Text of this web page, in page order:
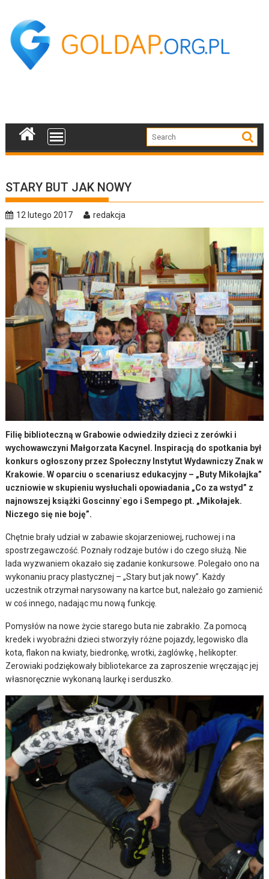
content
STARY BUT JAK NOWY
12 lutego 2017 redakcja
Filię biblioteczną w Grabowie odwiedziły dzieci z zerówki i
wychowawczyni Małgorzata Kacynel. Inspiracją do spotkania był
konkurs ogłoszony przez Społeczny Instytut Wydawniczy Znak w
Krakowie. W oparciu o scenariusz edukacyjny – „Buty Mikołajka”
uczniowie w skupieniu wysłuchali opowiadania „Co za wstyd” z
najnowszej książki Goscinny`ego i Sempego pt. „Mikołajek.
Niczego się nie boję”.
Chętnie brały udział w zabawie skojarzeniowej, ruchowej i na
spostrzegawczość. Poznały rodzaje butów i do czego służą. Nie
lada wyzwaniem okazało się zadanie konkursowe. Polegało ono na
wykonaniu pracy plastycznej – „Stary but jak nowy”. Każdy
uczestnik otrzymał narysowany na kartce but, należało go zamienić
w coś innego, nadając mu nową funkcję.
Pomysłów na nowe życie starego buta nie zabrakło. Za pomocą
kredek i wyobraźni dzieci stworzyły różne pojazdy, legowisko dla
kota, flakon na kwiaty, biedronkę, wrotki, żaglówkę , helikopter.
Zerowiaki podziękowały bibliotekarce za zaproszenie wręczając jej
własnoręcznie wykonaną laurkę i serduszko.